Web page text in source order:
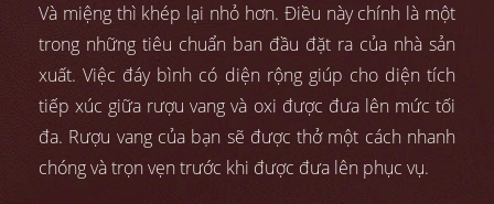
Và miệng thì khép lại nhỏ hơn. Điều này chính là một
trong những tiêu chuẩn ban đầu đặt ra của nhà sản
xuất. Việc đáy bình có diện rộng giúp cho diện tích
tiếp xúc giữa rượu vang và oxi được đưa lên mức tối
đa. Rượu vang của bạn sẽ được thở một cách nhanh
chóng và trọn vẹn trước khi được đưa lên phục vụ.